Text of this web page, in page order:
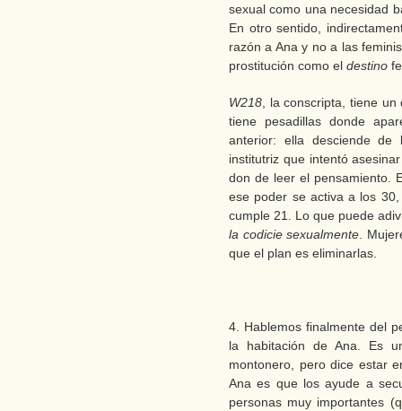
sexual como una necesidad
En otro sentido,
razón a Ana y no a las
prostitución como el destino
W218 , la conscripta, tiene
tiene pesadillas donde
anterior: ella desciende
institutriz que intentó
don de leer el pensamiento.
ese poder se activa a los
cumple 21. Lo que puede
la codicie sexualmente .
que el plan es eliminarlas.
4. Hablemos finalmente del
la habitación de Ana. Es
montonero, pero dice estar
Ana es que los ayude a
personas muy importantes